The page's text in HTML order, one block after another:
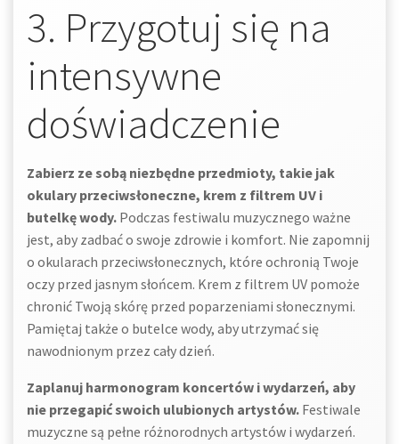
3. Przygotuj się na
intensywne
doświadczenie
Zabierz ze sobą niezbędne przedmioty, takie jak
okulary przeciwsłoneczne, krem z filtrem UV i
butelkę wody. Podczas festiwalu muzycznego ważne
jest, aby zadbać o swoje zdrowie i komfort. Nie zapomnij
o okularach przeciwsłonecznych, które ochronią Twoje
oczy przed jasnym słońcem. Krem z filtrem UV pomoże
chronić Twoją skórę przed poparzeniami słonecznymi.
Pamiętaj także o butelce wody, aby utrzymać się
nawodnionym przez cały dzień.
Zaplanuj harmonogram koncertów i wydarzeń, aby
nie przegapić swoich ulubionych artystów. Festiwale
muzyczne są pełne różnorodnych artystów i wydarzeń.